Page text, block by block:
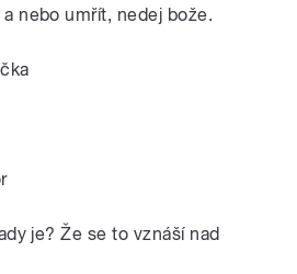
nebo umřít, nedej bože.
je? Že se to vznáší nad